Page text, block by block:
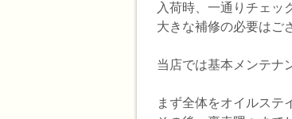
入荷時、一通りチェッ
大きな補修の必要はご
当店では基本メンテナ
まず全体をオイルステ